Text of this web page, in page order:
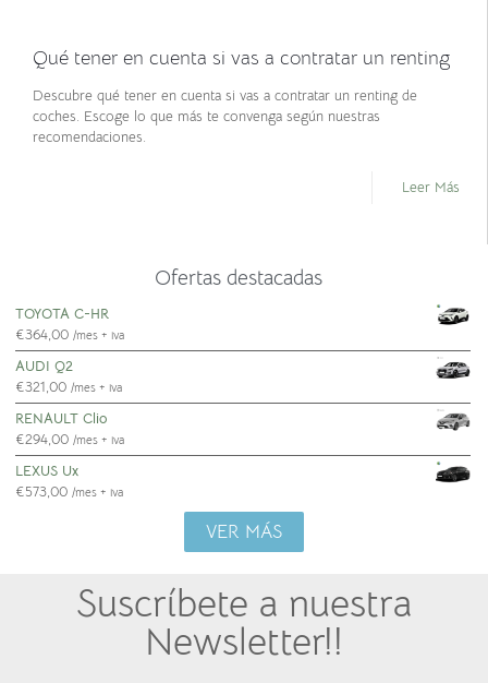
Qué tener en cuenta si vas a contratar un renting
Descubre qué tener en cuenta si vas a contratar un renting de
coches. Escoge lo que más te convenga según nuestras
recomendaciones.
Leer Más
TOYOTA C-HR
€364,00 /mes + iva
AUDI Q2
€321,00 /mes + iva
RENAULT Clio
€294,00 /mes + iva
LEXUS Ux
€573,00 /mes + iva
VER MÁS
Suscríbete a nuestra
Newsletter!!